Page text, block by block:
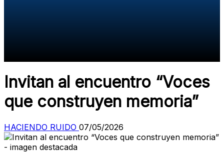
Invitan al encuentro “Voces
que construyen memoria”
HACIENDO RUIDO 07/05/2026